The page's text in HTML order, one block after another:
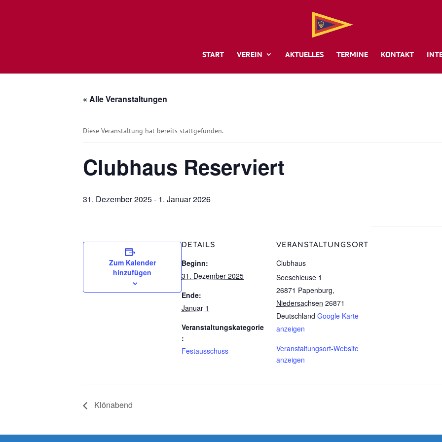
START VEREIN AKTUELLES TERMINE KONTAKT
« Alle Veranstaltungen
Diese Veranstaltung hat bereits stattgefunden.
Clubhaus Reserviert
31. Dezember 2025- 1. Januar 2026
Zum Kalender
hinzufügen
DETAILS
Beginn:
31. Dezember 2025
Ende:
Januar 1
Veranstaltungskategorie
:
Festausschuss
VERANSTALTUNGSORT
Clubhaus
Seeschleuse 1
26871 Papenburg,
Niedersachsen 26871
Deutschland Google Karte
anzeigen
Veranstaltungsort-Website
anzeigen
Klönabend